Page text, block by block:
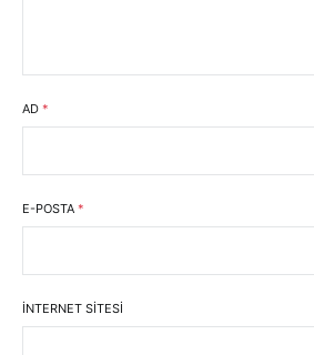
AD *
E-POSTA *
İNTERNET SITESI